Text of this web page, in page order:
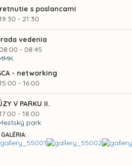
s poslancami
- 21:30
vedenia
- 08:45
- networking
- 16:00
V PARKU II.
- 18:00
park
GALÉRIA: